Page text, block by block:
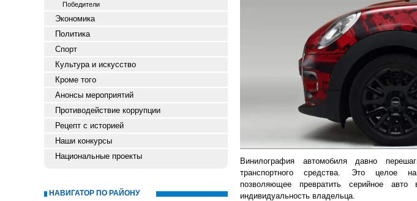
Победители
Экономика
Политика
Спорт
Культура и искусство
Кроме того
Анонсы мероприятий
Противодействие коррупции
Рецепт с историей
Наши конкурсы
Национальные проекты
НАВИГАТОР ПО РАЙОНУ
Винилография автомобиля давно
транспортного средства. Это целое
позволяющее превратить серийное
индивидуальность владельца.